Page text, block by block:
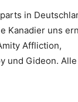
in
Kanadier uns
Affliction,
und Gideon.